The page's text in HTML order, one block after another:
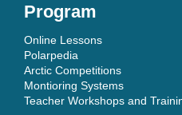
Program
Online Lessons
Polarpedia
Arctic Competitions
Montioring Systems
Teacher Workshops and